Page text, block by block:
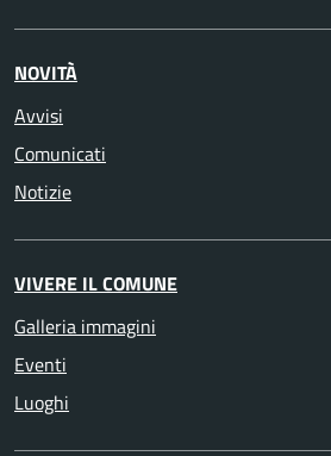
NOVITÀ
Avvisi
Comunicati
Notizie
VIVERE IL COMUNE
Galleria immagini
Eventi
Luoghi